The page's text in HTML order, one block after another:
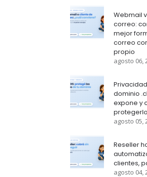
Webmail
correo:
mejor
correo
propio
agosto 06,
dominio
expone y
agosto 05,
Reseller
clientes,
agosto 04,